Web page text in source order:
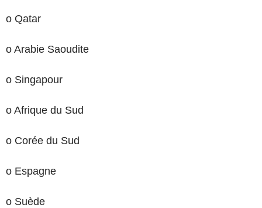
o Qatar
o Arabie Saoudite
o Singapour
o Afrique du Sud
o Corée du Sud
o Espagne
o Suède